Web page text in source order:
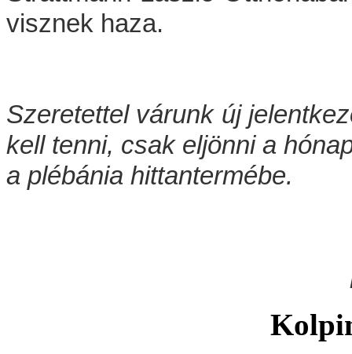
visznek haza.
Szeretettel várunk új
kell tenni, csak eljönni a
a plébánia hittantermébe.